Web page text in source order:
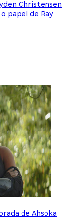
Christensen
papel de Ray
de Ahsoka